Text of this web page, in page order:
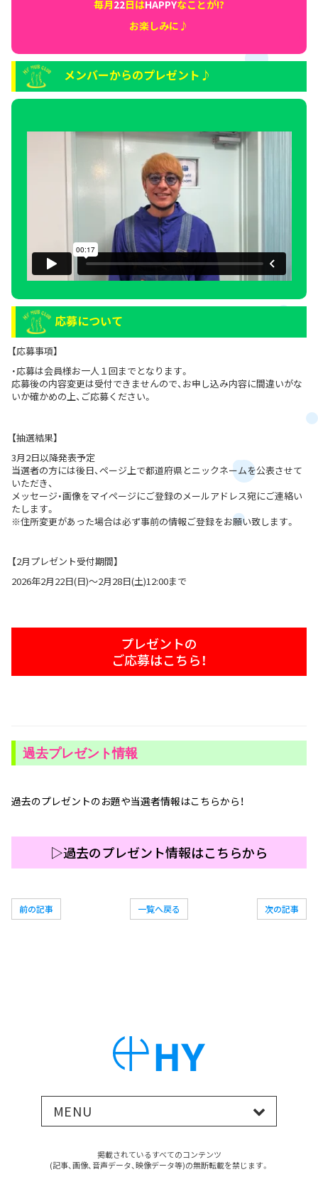
毎月22日はHAPPYなことが!?
お楽しみに♪
メンバーからのプレゼント♪
応募について
【応募事項】
・応募は会員様お一人１回までとなります。
応募後の内容変更は受付できませんので、お申し込み内容に間違いがな
いか確かめの上、ご応募ください。
【抽選結果】
3月2日以降発表予定
当選者の方には後日、ページ上で都道府県とニックネームを公表させて
いただき、
メッセージ・画像をマイページにご登録のメールアドレス宛にご連絡い
たします。
※住所変更があった場合は必ず事前の情報ご登録をお願い致します。
【2月プレゼント受付期間】
2026年2月22日(日)〜2月28日(土)12:00まで
プレゼントの
ご応募はこちら！
過去プレゼント情報
過去のプレゼントのお題や当選者情報はこちらから！
▷過去のプレゼント情報はこちらから
次の記事
一覧へ戻る
前の記事
MENU
掲載されているすべてのコンテンツ
(記事、画像、音声データ、映像データ等)の無断転載を禁じます。